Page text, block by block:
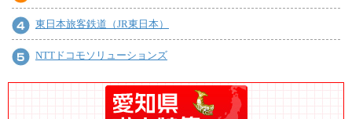
東日本旅客鉄道（JR東日本）
NTTドコモソリューションズ